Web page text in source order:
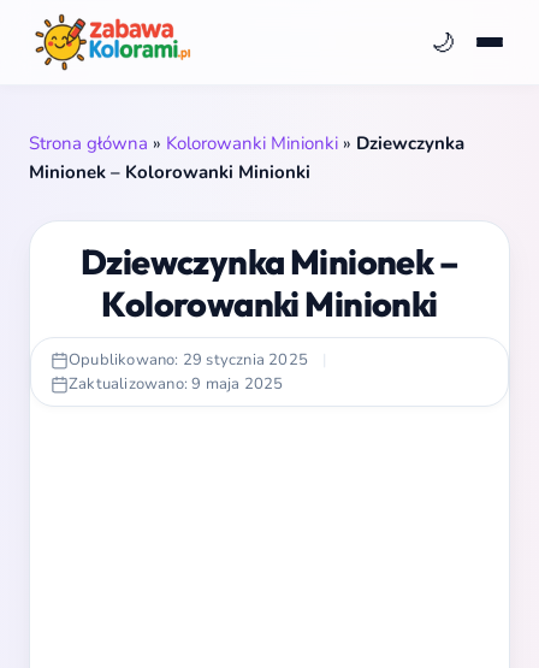
🌙
Strona główna » Kolorowanki Minionki » Dziewczynka
Minionek – Kolorowanki Minionki
Dziewczynka Minionek –
Kolorowanki Minionki
Opublikowano: 29 stycznia 2025
|
Zaktualizowano: 9 maja 2025